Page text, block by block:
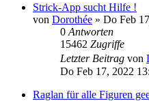
Strick-App sucht Hilfe !
von Dorothée » Do Feb
0 Antworten
15462 Zugriffe
Letzter Beitrag von
Do Feb 17, 2022
Raglan für alle Figuren